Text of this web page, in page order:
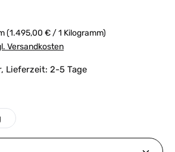
(1.495,00 € / 1 Kilogramm)
Versandkosten
Lieferzeit: 2-5 Tage
den gewünschten Wert ein